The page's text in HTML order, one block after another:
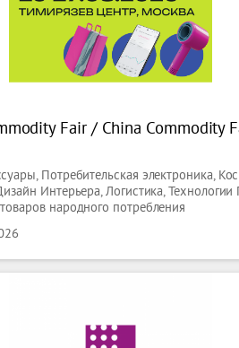
Fair / China Commodity
Потребительская электроника,
Интерьера, Логистика,
народного потребления